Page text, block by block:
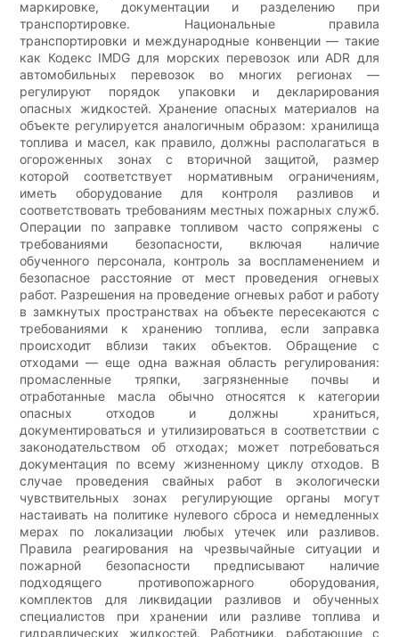
маркировке, документации и разделению при
транспортировке. Национальные правила
транспортировки и международные конвенции — такие
как Кодекс IMDG для морских перевозок или ADR для
автомобильных перевозок во многих регионах —
регулируют порядок упаковки и декларирования
опасных жидкостей. Хранение опасных материалов на
объекте регулируется аналогичным образом: хранилища
топлива и масел, как правило, должны располагаться в
огороженных зонах с вторичной защитой, размер
которой соответствует нормативным ограничениям,
иметь оборудование для контроля разливов и
соответствовать требованиям местных пожарных служб.
Операции по заправке топливом часто сопряжены с
требованиями безопасности, включая наличие
обученного персонала, контроль за воспламенением и
безопасное расстояние от мест проведения огневых
работ. Разрешения на проведение огневых работ и работу
в замкнутых пространствах на объекте пересекаются с
требованиями к хранению топлива, если заправка
происходит вблизи таких объектов. Обращение с
отходами — еще одна важная область регулирования:
промасленные тряпки, загрязненные почвы и
отработанные масла обычно относятся к категории
опасных отходов и должны храниться,
документироваться и утилизироваться в соответствии с
законодательством об отходах; может потребоваться
документация по всему жизненному циклу отходов. В
случае проведения свайных работ в экологически
чувствительных зонах регулирующие органы могут
настаивать на политике нулевого сброса и немедленных
мерах по локализации любых утечек или разливов.
Правила реагирования на чрезвычайные ситуации и
пожарной безопасности предписывают наличие
подходящего противопожарного оборудования,
комплектов для ликвидации разливов и обученных
специалистов при хранении или разливе топлива и
гидравлических жидкостей. Работники, работающие с